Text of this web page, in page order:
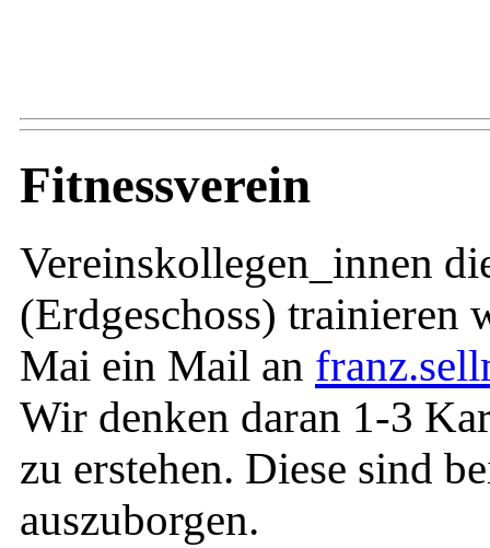
Fitnessverein
Vereinskollegen_innen
(Erdgeschoss) trainieren
Mai ein Mail an
Wir denken daran 1-3
zu erstehen. Diese sind
auszuborgen.